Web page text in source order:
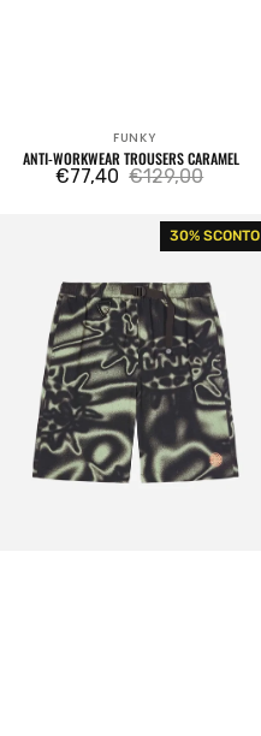
Venditore:
FUNKY
ANTI-WORKWEAR TROUSERS CARAMEL
Prezzo
€77,40
Prezzo
regolare
€129,00
30% SCONTO